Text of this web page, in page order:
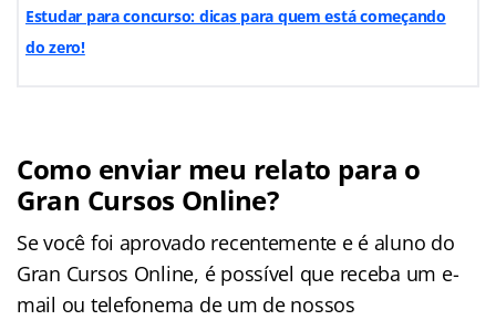
Estudar para concurso: dicas para quem está começando
do zero!
Como enviar meu relato para o
Gran Cursos Online?
Se você foi aprovado recentemente e é aluno do
Gran Cursos Online, é possível que receba um e-
mail ou telefonema de um de nossos